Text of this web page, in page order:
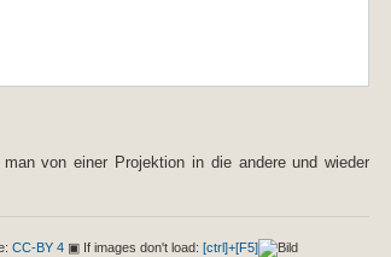
von einer Projektion in die andere und wieder
CC-BY 4▣ If images don't load: [ctrl]+[F5]